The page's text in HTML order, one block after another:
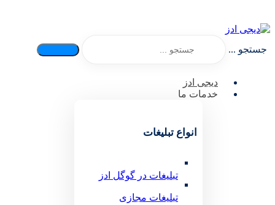
جستجو ...
دیجی ادز
خدمات ما
انواع تبلیغات
تبلیغات در گوگل ادز
تبلیغات مجازی